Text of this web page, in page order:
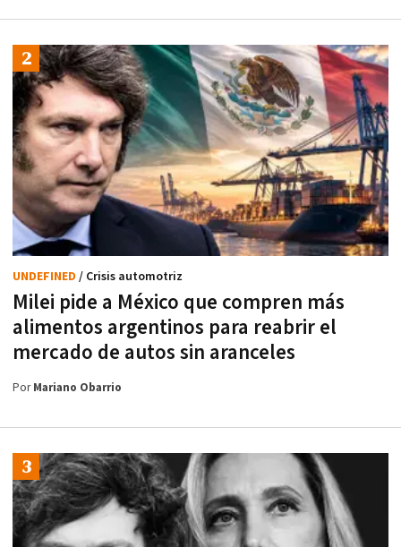
Milei pide a México que compren más
alimentos argentinos para reabrir el
mercado de autos sin aranceles
UNDEFINED / Crisis automotriz
PorMariano Obarrio